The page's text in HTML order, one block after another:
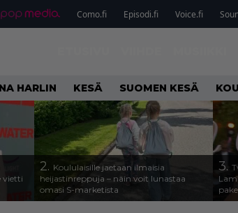
Como.fi Episodi.fi Voice.fi
HARLIN KESÄ SUOMEN KESÄ
vietti
2. Koululaisille jaetaan ilmaisia
heijastinreppuja – näin voit lunastaa
omasi S-marketista
3.